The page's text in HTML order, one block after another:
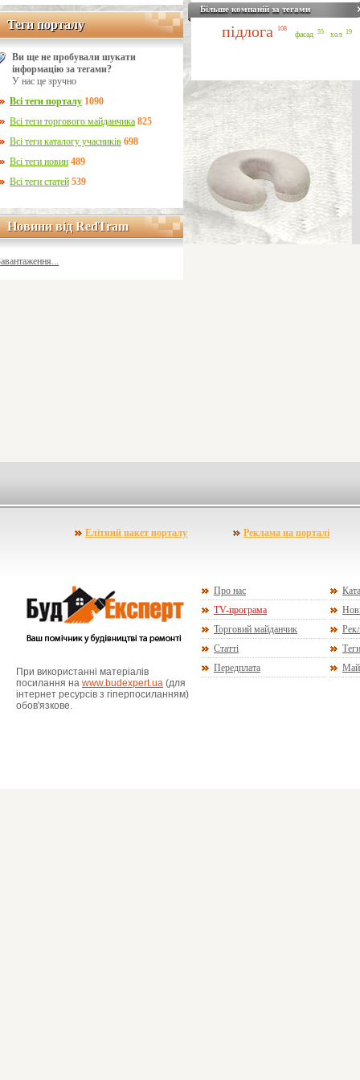
Теги порталу
Теги порталу
Ви ще не пробували шукати
інформацію за тегами?
У нас це зручно
Всі теги порталу 1090
Всі теги торгового майданчика 825
Всі теги каталогу учасників 698
Всі теги новин 489
Всі теги статей 539
Новини від RedTram
Новини від RedTram
Більше компаній за тегами
підлога 108
фасад 55 хол 19
Елітний пакет порталу Реклама на порталі
При використанні матеріалів
посилання на www.budexpert.ua (для
інтернет ресурсів з гіперпосиланням)
обов'язкове.
Про нас
TV-програма
Торговий майданчик
Статті
Теги
Передплата